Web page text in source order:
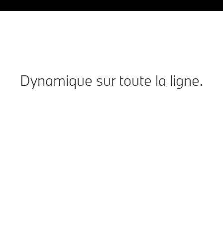
Dynamique sur toute la ligne.